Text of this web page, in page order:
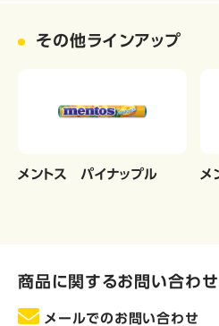
その他ラインアップ
メントス パイナップル メ
商品に関するお問い合わせ
メールでのお問い合わせ